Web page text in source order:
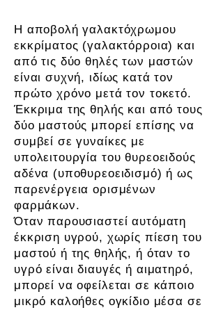
Η αποβολή γαλακτόχρωμου
εκκρίματος (γαλακτόρροια) και
από τις δύο θηλές των μαστών
είναι συχνή, ιδίως κατά τον
πρώτο χρόνο μετά τον τοκετό.
Έκκριμα της θηλής και από τους
δύο μαστούς μπορεί επίσης να
συμβεί σε γυναίκες με
υπολειτουργία του θυρεοειδούς
αδένα (υποθυρεοειδισμό) ή ως
παρενέργεια ορισμένων
φαρμάκων.
Όταν παρουσιαστεί αυτόματη
έκκριση υγρού, χωρίς πίεση του
μαστού ή της θηλής, ή όταν το
υγρό είναι διαυγές ή αιματηρό,
μπορεί να οφείλεται σε κάποιο
μικρό καλοήθες ογκίδιο μέσα σε